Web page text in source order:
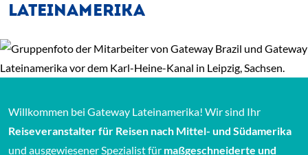
LATEINAMERIKA
Willkommen bei Gateway Lateinamerika! Wir sind Ihr
Reiseveranstalter für Reisen nach Mittel- und Südamerika
und ausgewiesener Spezialist für maßgeschneiderte und